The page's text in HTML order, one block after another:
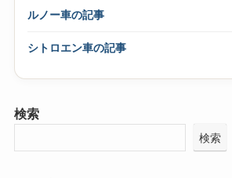
ルノー車の記事
シトロエン車の記事
検索
検索